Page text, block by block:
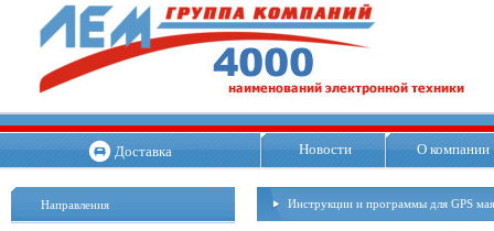
Доставка Новости О компании
Направления Инструкции и программы для GPS